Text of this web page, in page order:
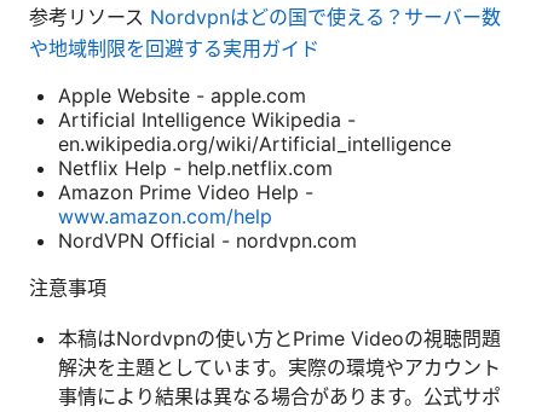
参考リソース Nordvpnはどの国で使える？サーバー数
や地域制限を回避する実用ガイド
Apple Website - apple.com
Artificial Intelligence Wikipedia -
en.wikipedia.org/wiki/Artificial_intelligence
Netflix Help - help.netflix.com
Amazon Prime Video Help -
www.amazon.com/help
NordVPN Official - nordvpn.com
注意事項
本稿はNordvpnの使い方とPrime Videoの視聴問題
解決を主題としています。実際の環境やアカウント
事情により結果は異なる場合があります。公式サポ